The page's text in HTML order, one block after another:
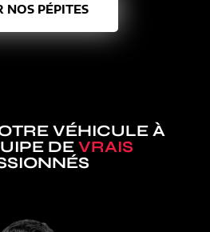
NOS PÉPITES
VÉHICULE À
DE VRAIS